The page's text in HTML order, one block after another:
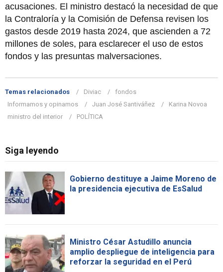
acusaciones. El ministro destacó la necesidad de que
la Contraloría y la Comisión de Defensa revisen los
gastos desde 2019 hasta 2024, que ascienden a 72
millones de soles, para esclarecer el uso de estos
fondos y las presuntas malversaciones.
Temas relacionados Diviac
fondos
Informamos y opinamos
Juan José Santiváñez
Karina Novoa
ministro del interior
POLÍTICA
Siga leyendo
Gobierno destituye a Jaime Moreno de
la presidencia ejecutiva de EsSalud
Ministro César Astudillo anuncia
amplio despliegue de inteligencia para
reforzar la seguridad en el Perú